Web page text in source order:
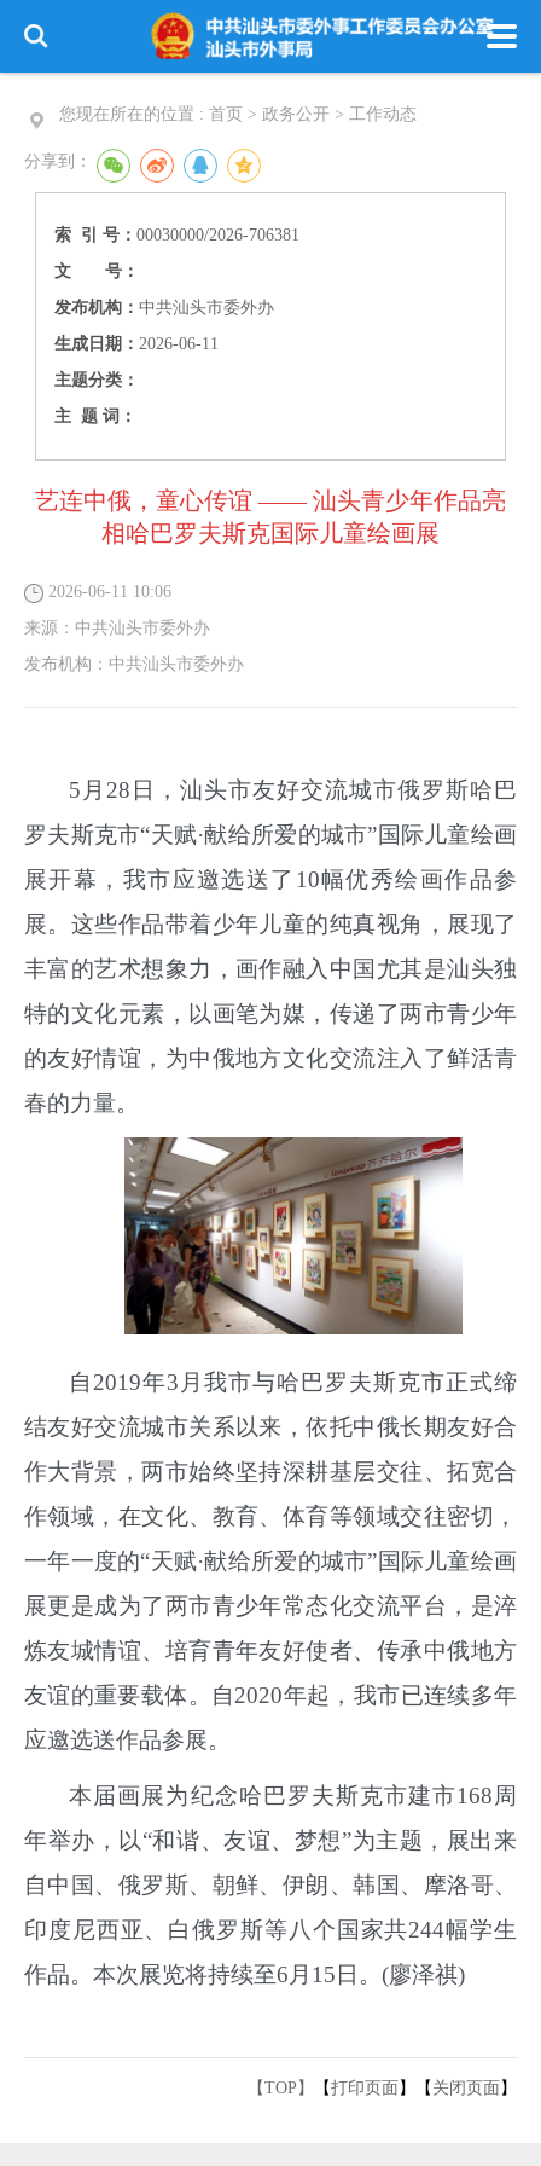
您现在所在的位置 : 首页 > 政务公开 > 工作动态
分享到：
索 引 号：00030000/2026-706381
文 号：
发布机构：中共汕头市委外办
生成日期：2026-06-11
主题分类：
主 题 词：
艺连中俄，童心传谊 —— 汕头青少年作品亮
相哈巴罗夫斯克国际儿童绘画展
2026-06-11 10:06
来源： 中共汕头市委外办
发布机构： 中共汕头市委外办
5月28日，汕头市友好交流城市俄罗斯哈巴
罗夫斯克市“天赋·献给所爱的城市”国际儿童绘画
展开幕，我市应邀选送了10幅优秀绘画作品参
展。这些作品带着少年儿童的纯真视角，展现了
丰富的艺术想象力，画作融入中国尤其是汕头独
特的文化元素，以画笔为媒，传递了两市青少年
的友好情谊，为中俄地方文化交流注入了鲜活青
春的力量。
自2019年3月我市与哈巴罗夫斯克市正式缔
结友好交流城市关系以来，依托中俄长期友好合
作大背景，两市始终坚持深耕基层交往、拓宽合
作领域，在文化、教育、体育等领域交往密切，
一年一度的“天赋·献给所爱的城市”国际儿童绘画
展更是成为了两市青少年常态化交流平台，是淬
炼友城情谊、培育青年友好使者、传承中俄地方
友谊的重要载体。自2020年起，我市已连续多年
应邀选送作品参展。
本届画展为纪念哈巴罗夫斯克市建市168周
年举办，以“和谐、友谊、梦想”为主题，展出来
自中国、俄罗斯、朝鲜、伊朗、韩国、摩洛哥、
印度尼西亚、白俄罗斯等八个国家共244幅学生
作品。本次展览将持续至6月15日。(廖泽祺)
【TOP】 【打印页面】【 关闭页面】